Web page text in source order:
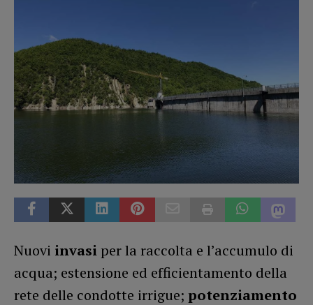
Nuovi invasi per la raccolta e l’accumulo di
acqua; estensione ed efficientamento della
rete delle condotte irrigue; potenziamento